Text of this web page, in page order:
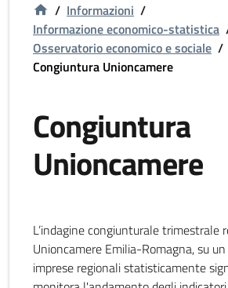
/ Informazioni /
Informazione economico-statistica
Osservatorio economico e sociale /
Congiuntura Unioncamere
Congiuntura
Unioncamere
L’indagine congiunturale trimestrale
Unioncamere Emilia-Romagna, su
imprese regionali statisticamente